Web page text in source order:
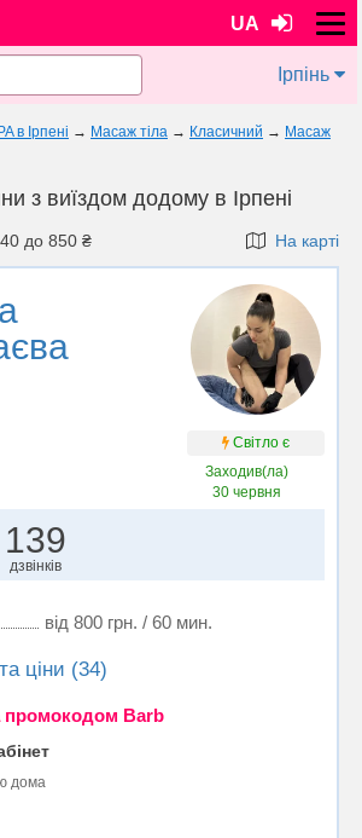
UA
Ірпінь
в Ірпені → Масаж тіла → Класичний → Масаж
з виїздом додому в Ірпені
до 850 ₴ На карті
Світло є
Заходив(ла)
30 червня
139
дзвінків
від 800 грн. / 60 мин.
ціни (34)
промокодом Barb
дома